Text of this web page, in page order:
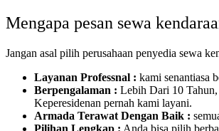
Mengapa pesan sewa
Jangan asal pilih perusahaan penyedia sewa
Layanan Professnal : kami senantiasa
Berpengalaman : Lebih Dari 10
Keperesidenan pernah kami layani.
Armada Terawat Dengan Baik :